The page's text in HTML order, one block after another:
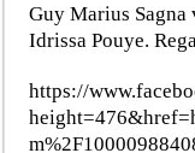
Guy Marius Sagna
Idrissa Pouye.
https://